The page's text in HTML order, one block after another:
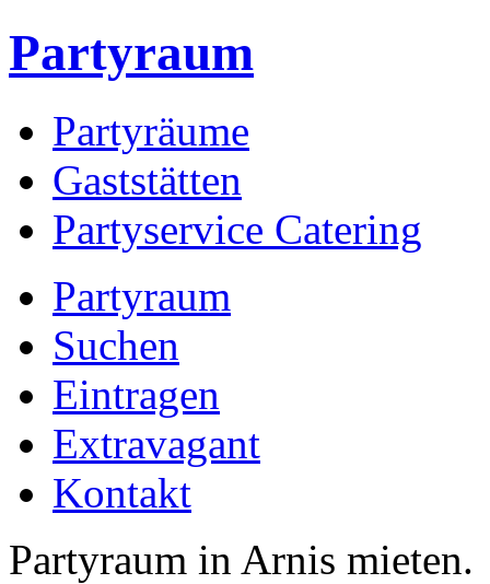
Partyraum
Partyräume
Gaststätten
Partyservice Catering
Partyraum
Suchen
Eintragen
Extravagant
Kontakt
Partyraum in Arnis mieten.